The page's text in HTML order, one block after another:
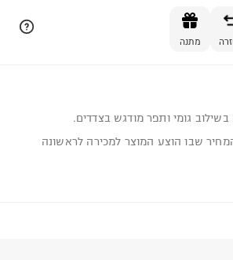
מתנה
גומי ותפר מודגש בצדדים.
שבו הוצע המוצר למכירה לראשונה